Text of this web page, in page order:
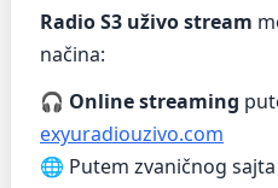
Radio S3 uživo stream
načina:
🎧 Online streaming
exyuradiouzivo.com
🌐 Putem zvaničnog sajta